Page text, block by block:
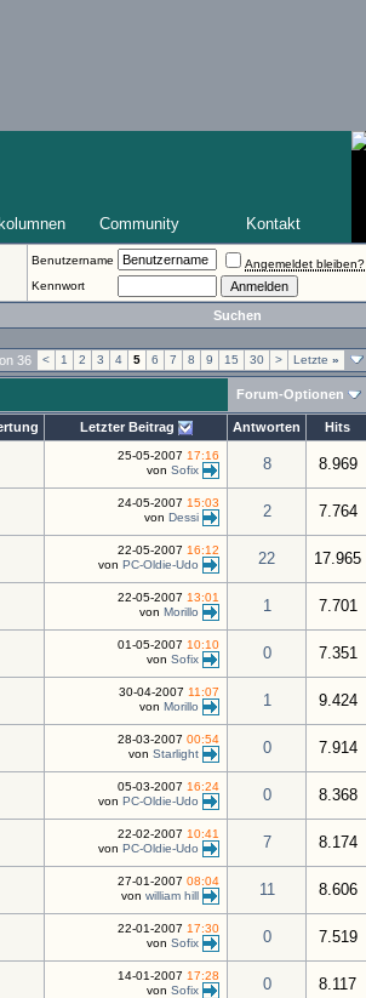
Community Kontakt
Benutzername
Angemeldet bleiben?
Kennwort
Suchen
36 < 1 2 3 4 5 6 7 8 9 15 30 > Letzte »
Forum-Optionen
Letzter Beitrag Antworten Hits
25-05-2007 17:16
von Sofix 8 8.969
24-05-2007 15:03
von Dessi 2 7.764
22-05-2007 16:12
von PC-Oldie-Udo 22 17.965
22-05-2007 13:01
von Morillo 1 7.701
01-05-2007 10:10
von Sofix 0 7.351
30-04-2007 11:07
von Morillo 1 9.424
28-03-2007 00:54
von Starlight 0 7.914
05-03-2007 16:24
von PC-Oldie-Udo 0 8.368
22-02-2007 10:41
von PC-Oldie-Udo 7 8.174
27-01-2007 08:04
von william hill 11 8.606
22-01-2007 17:30
von Sofix 0 7.519
14-01-2007 17:28
von Sofix 0 8.117